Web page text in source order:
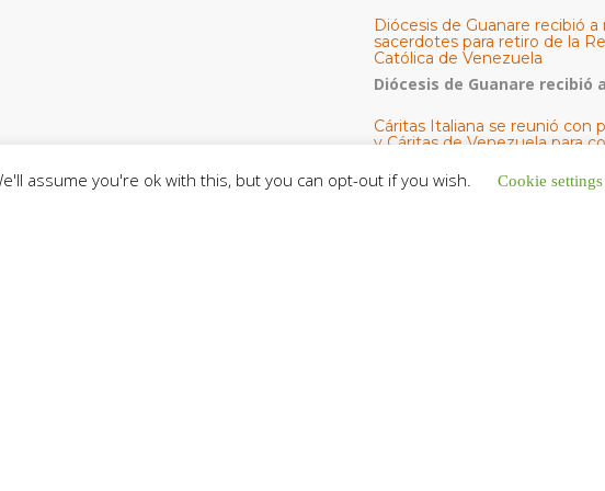
Diócesis de Guanare recibió
sacerdotes para retiro de la
Católica de Venezuela
Diócesis de Guanare recibió
Cáritas Italiana se reunió con
y Cáritas de Venezuela para
Una delegación encabezada
assume you're ok with this, but you can opt-out if you wish. Cookie settings